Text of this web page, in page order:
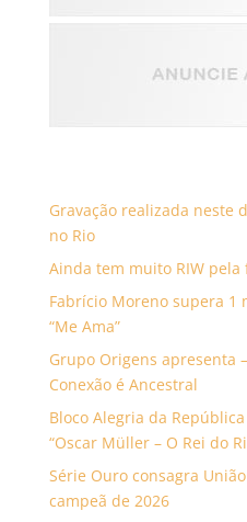
Gravação realizada neste
no Rio
Ainda tem muito RIW pela
Fabrício Moreno supera 1
“Me Ama”
Grupo Origens apresenta
Conexão é Ancestral
Bloco Alegria da
“Oscar Müller – O Rei do
Série Ouro consagra
campeã de 2026